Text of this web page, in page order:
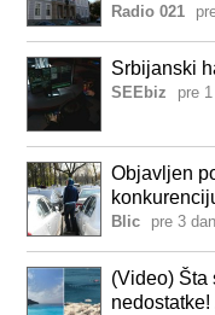
Radio 021
Srbijanski
SEEbiz pre
Objavljen
Blic pre 3
(Video) Šta